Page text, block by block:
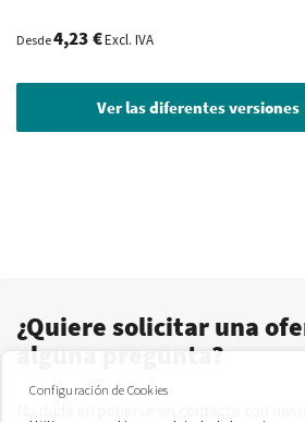
Desde4,23 €Excl. IVA
Ver las diferentes versiones
¿Quiere solicitar una
alguna pregunta?
Configuración de Cookies